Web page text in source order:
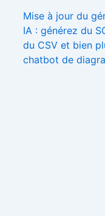
Mise à jour du
IA : générez du
du CSV et bien
chatbot de